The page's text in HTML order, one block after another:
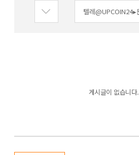
게시글이 없습니다.